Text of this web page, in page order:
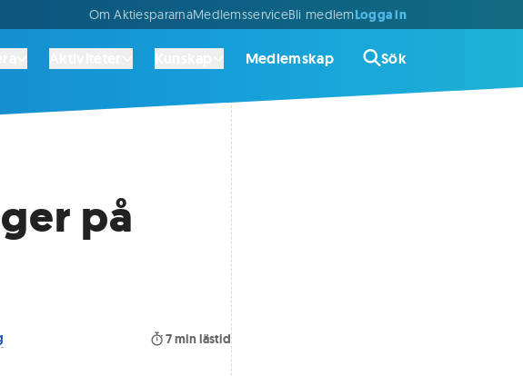
Om AktiespararnaMedlemsserviceBli medlemLogga in
Medlemskap Sök
på
7min lästid